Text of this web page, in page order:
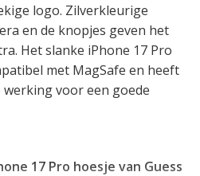
logo. Zilverkleurige
en de knopjes geven het
Het slanke iPhone 17 Pro
met MagSafe en heeft
voor een goede
17 Pro hoesje van Guess